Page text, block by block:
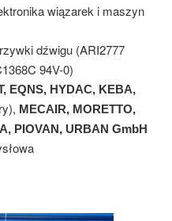
wiązarek i maszyn
dźwigu (ARI2777
94V-0)
EQNS, HYDAC, KEBA,
MECAIR, MORETTO,
PIOVAN, URBAN GmbH